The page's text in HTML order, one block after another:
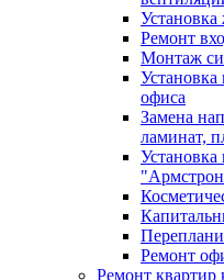
Ремонт
Монтаж
Установка
офиса
Замена
ламинат,
Установка
Ремонт
Ремонт квартир